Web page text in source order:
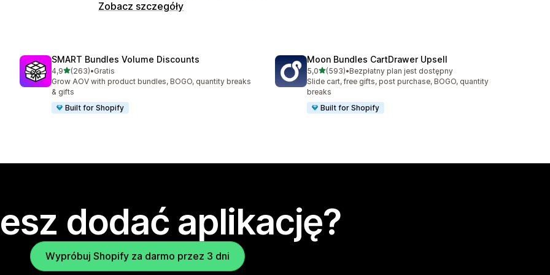
Zobacz szczegóły
SMART Bundles Volume Discounts
4,9na 5 gwiazdek
(263)
Łączna liczba recenzji: 263
•Gratis
Grow AOV with product bundles, BOGO, quantity breaks
& gifts
Built for Shopify
Moon Bundles CartDrawer Upsell
5,0na 5 gwiazdek
(593)
Łączna liczba recenzji: 593
•Bezpłatny plan jest dostępny
Slide cart, free gifts, post purchase, BOGO, quantity
breaks
Built for Shopify
dodać aplikację?
Wypróbuj Shopify za darmo przez 3 dni